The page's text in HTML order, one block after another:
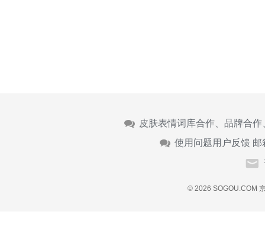
皮肤表情词库合作、品牌合
使用问题用户反馈 邮
© 2026 SOGOU.COM